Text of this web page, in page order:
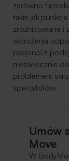
zarówno
takie jak
zróżnicowane i
wdrożenia
pacjenci z
niezwłocznie
problemem
specjalistów.
Umów
Move
W